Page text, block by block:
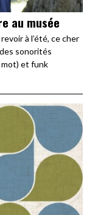
au musée
à l’été, ce cher
sonorités
mot) et funk